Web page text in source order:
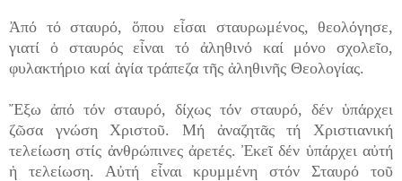
Ἀπό τό σταυρό, ὅπου εἶσαι σταυρωμένος, θεολόγησε,
γιατί ὁ σταυρός εἶναι τό ἀληθινό καί μόνο σχολεῖο,
φυλακτήριο καί ἁγία τράπεζα τῆς ἀληθινῆς Θεολογίας.
Ἔξω ἀπό τόν σταυρό, δίχως τόν σταυρό, δέν ὑπάρχει
ζῶσα γνώση Χριστοῦ. Μή ἀναζητᾶς τή Χριστιανική
τελείωση στίς ἀνθρώπινες ἀρετές. Ἐκεῖ δέν ὑπάρχει αὐτή
ἡ τελείωση. Αὐτή εἶναι κρυμμένη στόν Σταυρό τοῦ